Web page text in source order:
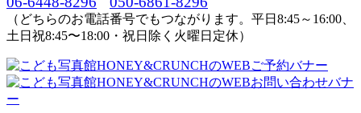
（どちらのお電話番号でもつながります。平日8:45～16:00、
土日祝8:45〜18:00・祝日除く火曜日定休）